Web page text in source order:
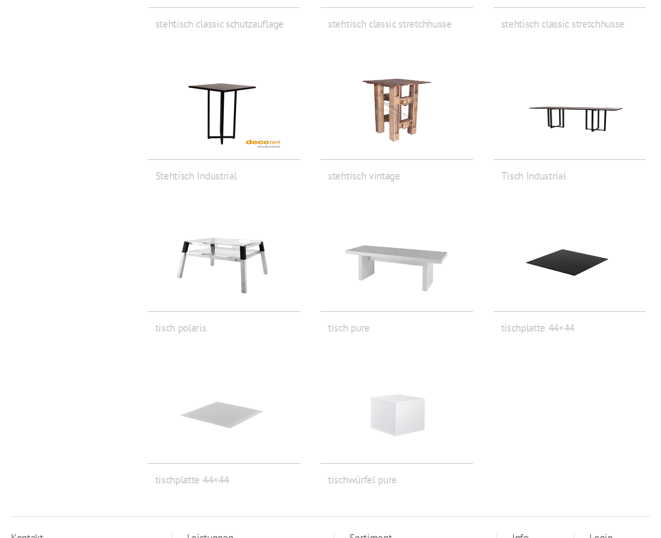
stehtisch classic schutzauflage stehtisch classic stretchhusse stehtisch classic stretchhusse
Stehtisch Industrial stehtisch vintage Tisch Industrial
tisch polaris tisch pure tischplatte 44×44
tischplatte 44×44 tischwürfel pure